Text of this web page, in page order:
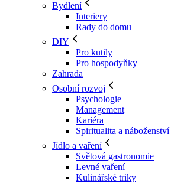
Bydlení
Interiery
Rady do domu
DIY
Pro kutily
Pro hospodyňky
Zahrada
Osobní rozvoj
Psychologie
Management
Kariéra
Spiritualita a náboženství
Jídlo a vaření
Světová gastronomie
Levné vaření
Kulinářské triky